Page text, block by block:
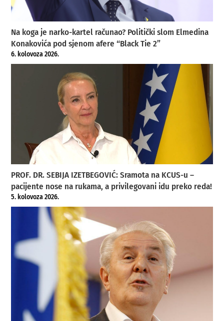
Na koga je narko-kartel računao? Politički slom Elmedina
Konakovića pod sjenom afere “Black Tie 2”
6. kolovoza 2026.
PROF. DR. SEBIJA IZETBEGOVIĆ: Sramota na KCUS-u –
pacijente nose na rukama, a privilegovani idu preko reda!
5. kolovoza 2026.